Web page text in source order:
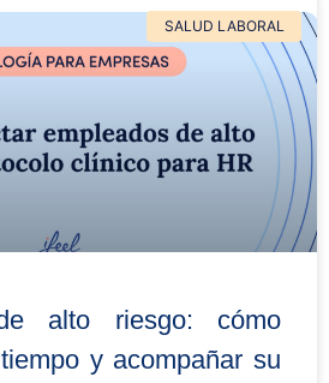
SALUD LABORAL
alto riesgo: cómo
y acompañar su